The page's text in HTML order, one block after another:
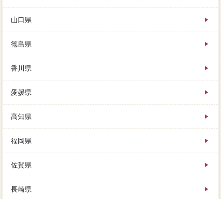
山口県
徳島県
香川県
愛媛県
高知県
福岡県
佐賀県
長崎県